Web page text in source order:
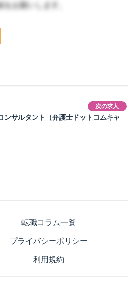
お願いします。
次の求人
ンサルタント（弁護士ドットコムキャ
転職コラム一覧
プライバシーポリシー
利用規約